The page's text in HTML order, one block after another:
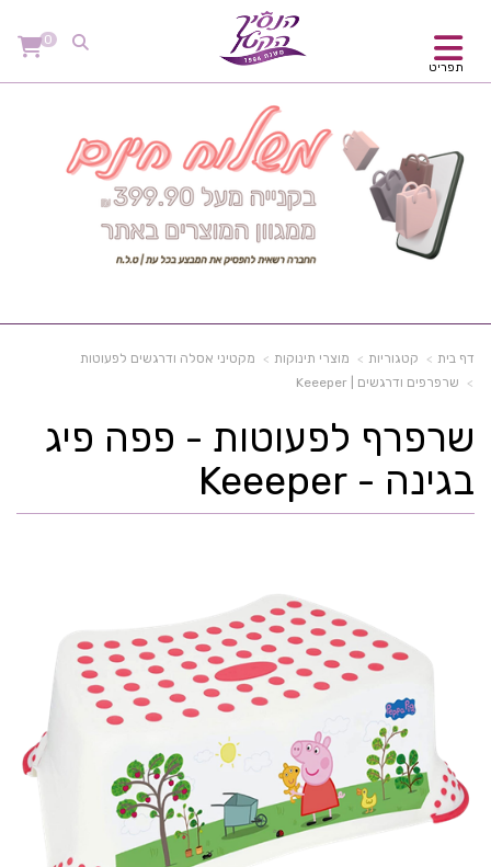
תפריט
0
דף בית קטגוריות מוצרי תינוקות
מקטיני אסלה ודרגשים לפעוטות
שרפרפים ודרגשים | Keeeper
שרפרף לפעוטות - פפה פיג
בגינה - Keeeper